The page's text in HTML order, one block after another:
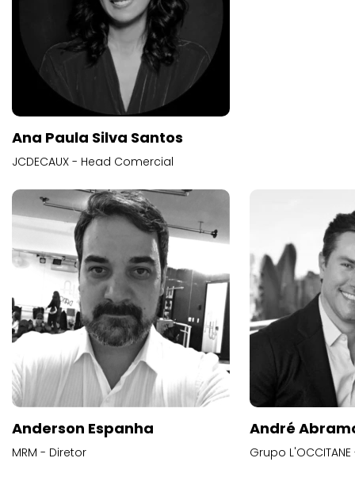
Ana Paula Silva Santos
JCDECAUX - Head Comercial
Anderson Espanha
MRM - Diretor
André
Grupo